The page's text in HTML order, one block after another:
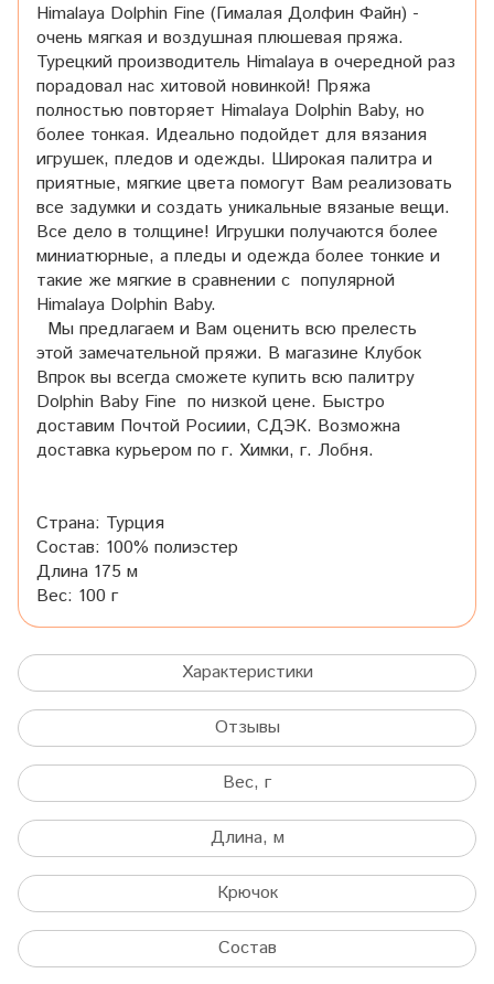
Himalaya Dolphin Fine (Гималая Долфин Файн) -
очень мягкая и воздушная плюшевая пряжа.
Турецкий производитель Himalaya в очередной раз
порадовал нас хитовой новинкой! Пряжа
полностью повторяет Himalaya Dolphin Baby, но
более тонкая. Идеально подойдет для вязания
игрушек, пледов и одежды. Широкая палитра и
приятные, мягкие цвета помогут Вам реализовать
все задумки и создать уникальные вязаные вещи.
Все дело в толщине! Игрушки получаются более
миниатюрные, а пледы и одежда более тонкие и
такие же мягкие в сравнении с популярной
Himalaya Dolphin Baby.
Мы предлагаем и Вам оценить всю прелесть
этой замечательной пряжи. В магазине Клубок
Впрок вы всегда сможете купить всю палитру
Dolphin Baby Fine по низкой цене. Быстро
доставим Почтой Росиии, СДЭК. Возможна
доставка курьером по г. Химки, г. Лобня.
Страна: Турция
Состав: 100% полиэстер
Длина 175 м
Вес: 100 г
Характеристики
Отзывы
Вес, г
Длина, м
Крючок
Состав